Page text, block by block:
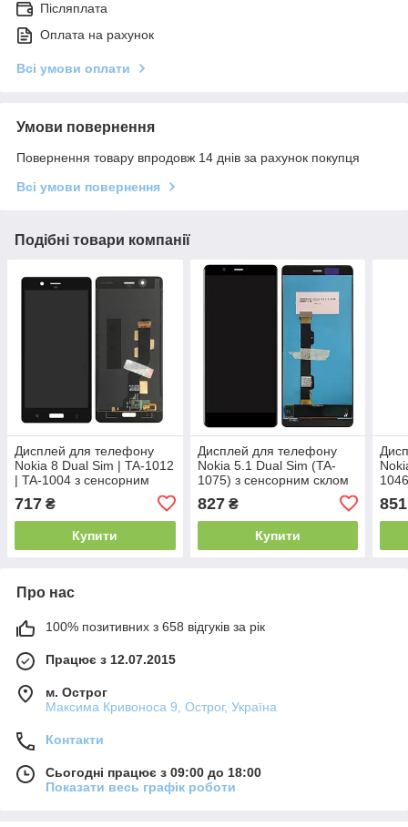
Післяплата
Оплата на рахунок
Всі умови оплати
Умови повернення
Повернення товару впродовж 14 днів за рахунок покупця
Всі умови повернення
Подібні товари компанії
Дисплей для телефону
Nokia 8 Dual Sim | TA-1012
| TA-1004 з сенсорним
склом (Чорний) Оригінал
Китай
717 ₴
Купити
Дисплей для телефону
Nokia 5.1 Dual Sim (TA-
1075) з сенсорним склом
(Чорний) Оригінал Китай
827₴
Купити
851
Про нас
100% позитивних з 658 відгуків за рік
Працює з 12.07.2015
м. Острог
Максима Кривоноса 9, Острог, Україна
Контакти
Сьогодні працює з 09:00 до 18:00
Показати весь графік роботи